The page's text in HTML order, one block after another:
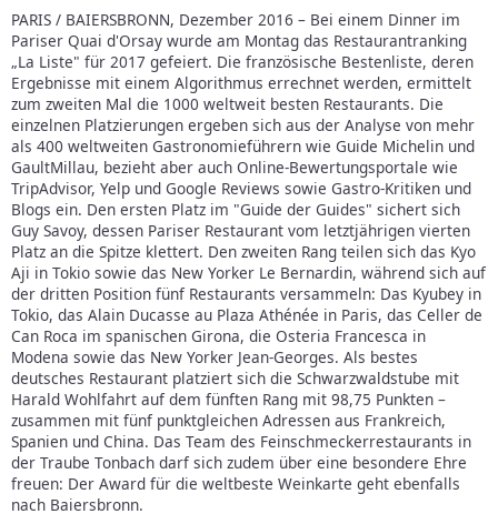
PARIS / BAIERSBRONN, Dezember 2016 – Bei einem Dinner im
Pariser Quai d'Orsay wurde am Montag das Restaurantranking
„La Liste" für 2017 gefeiert. Die französische Bestenliste, deren
Ergebnisse mit einem Algorithmus errechnet werden, ermittelt
zum zweiten Mal die 1000 weltweit besten Restaurants. Die
einzelnen Platzierungen ergeben sich aus der Analyse von mehr
als 400 weltweiten Gastronomieführern wie Guide Michelin und
GaultMillau, bezieht aber auch Online-Bewertungsportale wie
TripAdvisor, Yelp und Google Reviews sowie Gastro-Kritiken und
Blogs ein. Den ersten Platz im "Guide der Guides" sichert sich
Guy Savoy, dessen Pariser Restaurant vom letztjährigen vierten
Platz an die Spitze klettert. Den zweiten Rang teilen sich das Kyo
Aji in Tokio sowie das New Yorker Le Bernardin, während sich auf
der dritten Position fünf Restaurants versammeln: Das Kyubey in
Tokio, das Alain Ducasse au Plaza Athénée in Paris, das Celler de
Can Roca im spanischen Girona, die Osteria Francesca in
Modena sowie das New Yorker Jean-Georges. Als bestes
deutsches Restaurant platziert sich die Schwarzwaldstube mit
Harald Wohlfahrt auf dem fünften Rang mit 98,75 Punkten –
zusammen mit fünf punktgleichen Adressen aus Frankreich,
Spanien und China. Das Team des Feinschmeckerrestaurants in
der Traube Tonbach darf sich zudem über eine besondere Ehre
freuen: Der Award für die weltbeste Weinkarte geht ebenfalls
nach Baiersbronn.